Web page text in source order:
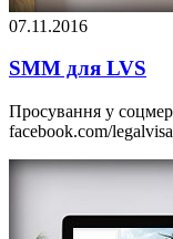
07.11.2016
SMM для LVS
Просування у
facebook.com/